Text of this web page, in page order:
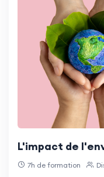
L'impact de
7h de formation